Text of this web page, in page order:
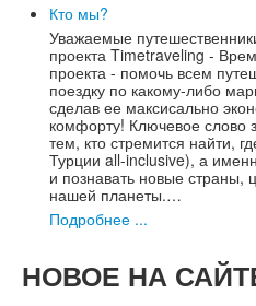
Кто мы?
Уважаемые
проекта Timetraveling -
проекта - помочь всем
поездку по какому-либо
сделав ее максисально
комфорту! Ключевое слово
тем, кто стремится найти,
Турции all-inclusive), а
и познавать новые страны,
нашей планеты.…
Подробнее ...
НОВОЕ НА